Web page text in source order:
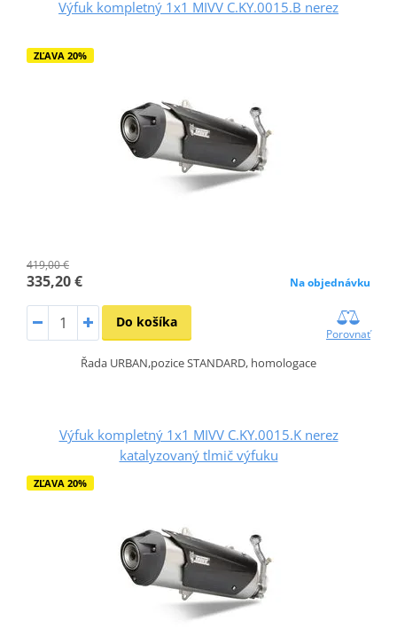
Výfuk kompletný 1x1 MIVV C.KY.0015.B nerez
ZĽAVA 20%
419,00 €
335,20 € Na objednávku
Do košíka
Porovnať
Řada URBAN,pozice STANDARD, homologace
Výfuk kompletný 1x1 MIVV C.KY.0015.K nerez
katalyzovaný tlmič výfuku
ZĽAVA 20%